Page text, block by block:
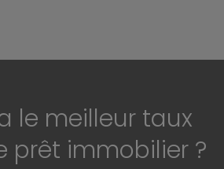
le meilleur taux
prêt immobilier ?